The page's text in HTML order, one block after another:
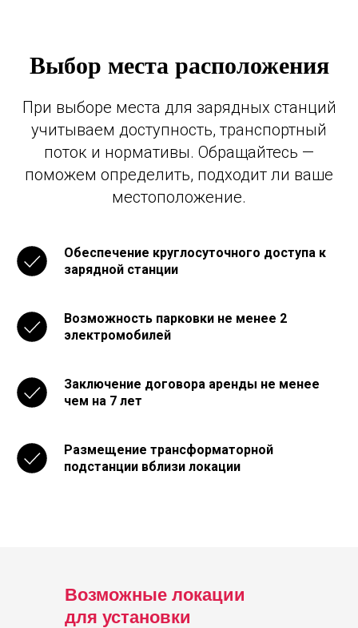
Выбор места расположения
При выборе места для зарядных станций
учитываем доступность, транспортный
поток и нормативы. Обращайтесь —
поможем определить, подходит ли ваше
местоположение.
Обеспечение круглосуточного доступа к
зарядной станции
Возможность парковки не менее 2
электромобилей
Заключение договора аренды не менее
чем на 7 лет
Размещение трансформаторной
подстанции вблизи локации
Возможные локации
для установки